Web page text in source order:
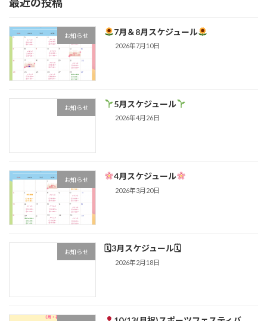
お知らせ 7月＆8月スケジュール
2026年7月10日
お知らせ ‬‪5月スケジュール
2026年4月26日
お知らせ 4月スケジュール
2026年3月20日
お知らせ 🗓3月スケジュール🗓
2026年2月18日